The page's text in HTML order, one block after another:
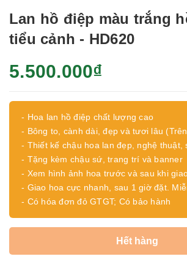
Lan hồ điệp màu trắng
tiểu cảnh - HD620
5.500.000₫
- Hoa lan hồ điệp chất lượng cao
- Bông to, cành dài, đẹp và tươi lâu
- Thiết kế chậu hoa lan đẹp, nghệ thuật,
- Tặng kèm chậu sứ, trang trí và banner
- Xem hình ảnh hoa trước và sau khi
- Giao hoa cực nhanh, sau 1 giờ đặt.
- Có hóa đơn đỏ GTGT; Có bảo hành
Hết hàng